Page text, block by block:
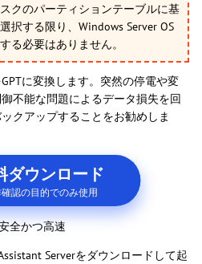
クのパーティションテーブルに基
択する限り、Windows Server OS
る必要はありません。
に変換します。突然の停電や変
不能な問題によるデータ損失を回
クアップすることをお勧めしま
ダウンロード
認の目的でのみ使用
全かつ高速
Serverをダウンロードして起